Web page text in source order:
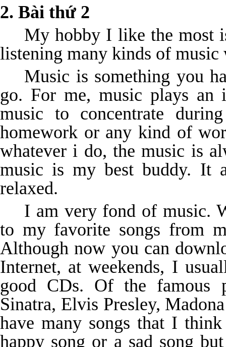
2. Bài thứ 2
My hobby I like the most
listening many kinds of
Music is something you
go. For me, music plays an
music to concentrate
homework or any kind of
whatever i do, the music is
music is my best buddy. It
relaxed.
I am very fond of music.
to my favorite songs from
Although now you can
Internet, at weekends, I
good CDs. Of the famous
Sinatra, Elvis Presley,
have many songs that I
happy song or a sad song